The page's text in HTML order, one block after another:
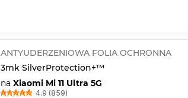
ANTYUDERZENIOWA FOLIA OCHRONNA
3mk SilverProtection+™
na Xiaomi Mi 11 Ultra 5G
4.9 (859)